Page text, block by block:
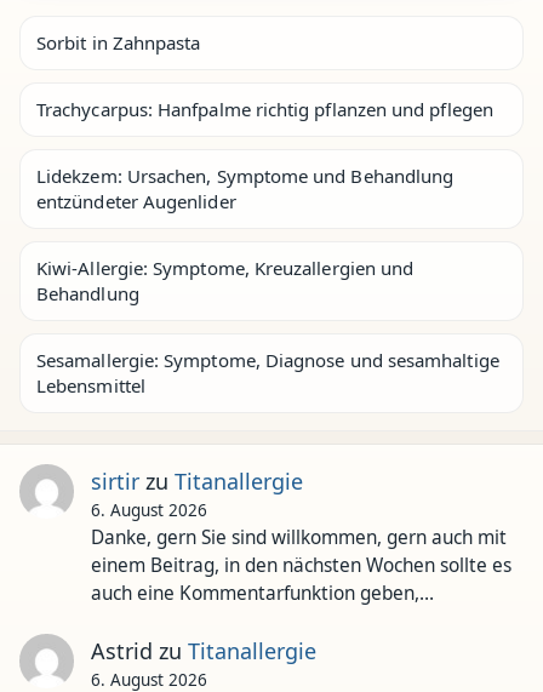
Sorbit in Zahnpasta
Trachycarpus: Hanfpalme richtig pflanzen und pflegen
Lidekzem: Ursachen, Symptome und Behandlung
entzündeter Augenlider
Kiwi-Allergie: Symptome, Kreuzallergien und
Behandlung
Sesamallergie: Symptome, Diagnose und sesamhaltige
Lebensmittel
sirtirzu Titanallergie
6. August 2026
Danke, gern Sie sind willkommen, gern auch mit
einem Beitrag, in den nächsten Wochen sollte es
auch eine Kommentarfunktion geben,…
Astrid zu Titanallergie
6. August 2026